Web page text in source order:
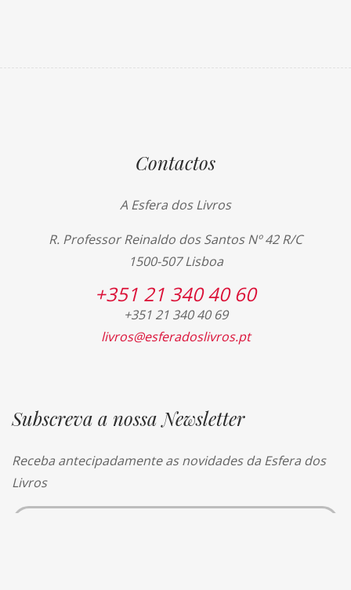
Contactos
A Esfera dos Livros
R. Professor Reinaldo dos Santos Nº 42 R/C
1500-507 Lisboa
+351 21 340 40 60
+351 21 340 40 69
livros@esferadoslivros.pt
Subscreva a nossa Newsletter
Receba antecipadamente as novidades da Esfera dos
Livros